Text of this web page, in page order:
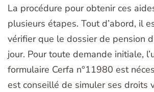
La procédure pour obtenir ces
plusieurs étapes. Tout d’abord, il
vérifier que le dossier de pension
jour. Pour toute demande initiale,
formulaire Cerfa n°11980 est
est conseillé de simuler ses droits